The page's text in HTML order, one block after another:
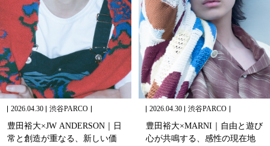
2026.04.30 渋谷PARCO
豊田裕大×JW ANDERSON｜ 日
常 と創造が重なる 新しい価
2026.04.30 渋谷PARCO
豊田裕大×MARNI ｜ 自由と遊び
心が共鳴する 感性の現在地